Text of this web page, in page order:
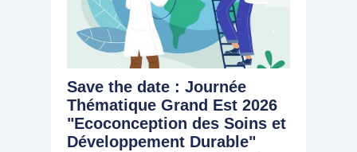
Save the date : Journée
Thématique Grand Est 2026
"Ecoconception des Soins et
Développement Durable"